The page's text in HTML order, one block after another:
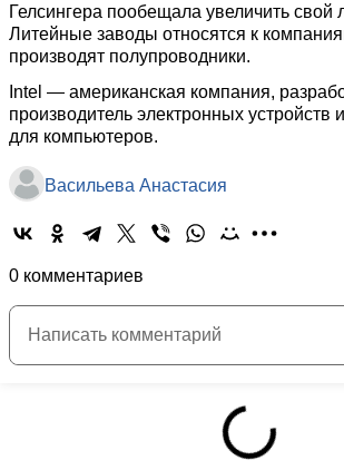
Гелсингера пообещала увеличить свой
Литейные заводы относятся к
производят полупроводники.
Intel — американская компания,
производитель электронных устройств
для компьютеров.
Васильева Анастасия
0 комментариев